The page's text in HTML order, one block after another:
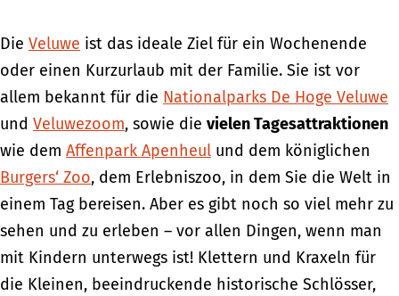
Die Veluwe ist das ideale Ziel für ein Wochenende
oder einen Kurzurlaub mit der Familie. Sie ist vor
allem bekannt für die Nationalparks De Hoge Veluwe
und Veluwezoom, sowie die vielen Tagesattraktionen
wie dem Affenpark Apenheul und dem königlichen
Burgers‘ Zoo, dem Erlebniszoo, in dem Sie die Welt in
einem Tag bereisen. Aber es gibt noch so viel mehr zu
sehen und zu erleben – vor allen Dingen, wenn man
mit Kindern unterwegs ist! Klettern und Kraxeln für
die Kleinen, beeindruckende historische Schlösser,